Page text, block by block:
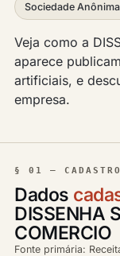
Sociedade
Veja como a
aparece
artificiais, e
empresa.
§ 01 — CADASTRO
Dados
DISSENHA
COMERCIO
Fonte primária: